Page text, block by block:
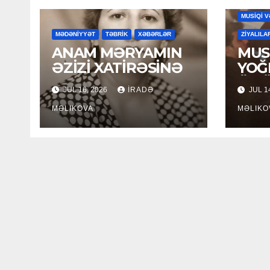
MƏDƏNİYYƏT TƏBRİK XƏBƏRLƏR
ANAM MƏRYAMIN
ƏZİZİ XATİRƏSİNƏ
JUL 16, 2026 İRADƏ
MƏLIKOVA
MUSİQİ
JUL